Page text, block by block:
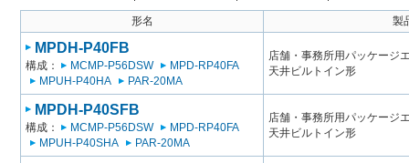
形名 製
MPDH-P40FB
構成： MCMP-P56DSW
MPD-RP40FA
MPUH-P40HA
PAR-20MA
店舗・事務所用パッケージ
天井ビルトイン形
MPDH-P40SFB
構成： MCMP-P56DSW
MPD-RP40FA
MPUH-P40SHA
PAR-20MA
店舗・事務所用パッケージ
天井ビルトイン形